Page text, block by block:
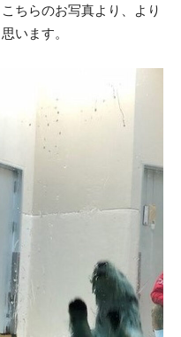
ちらのお写真より、より
います。